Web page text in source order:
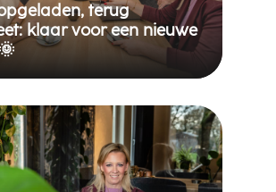
terug
klaar voor een nieuwe